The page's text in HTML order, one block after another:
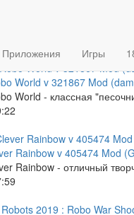
Приложения Игры
популярности
World v 321867 Mod
World - классная
Rainbow v 405474 Mod
Rainbow - отличный